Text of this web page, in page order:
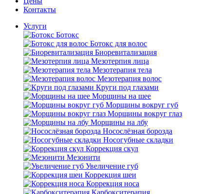
Контакты
Услуги
Ботокс
Ботокс для волос
Биоревитализация
Мезотерпия лица
Мезотерапия тела
Мезотерапия волос
Круги под глазами
Морщины на шее
Морщины вокруг губ
Морщины вокруг глаз
Морщины на лбу
Носослёзная борозда
Носогубные складки
Коррекция скул
Мезонити
Увеличение губ
Коррекция шеи
Коррекция носа
Карбокситерапия